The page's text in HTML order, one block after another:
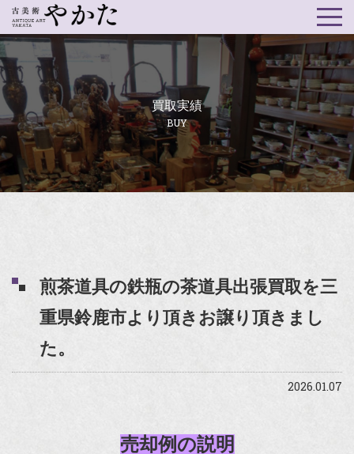
買取実績
BUY
煎茶道具の鉄瓶の茶道具出張買取を三
重県鈴鹿市より頂きお譲り頂きまし
た。
2026.01.07
売却例の説明